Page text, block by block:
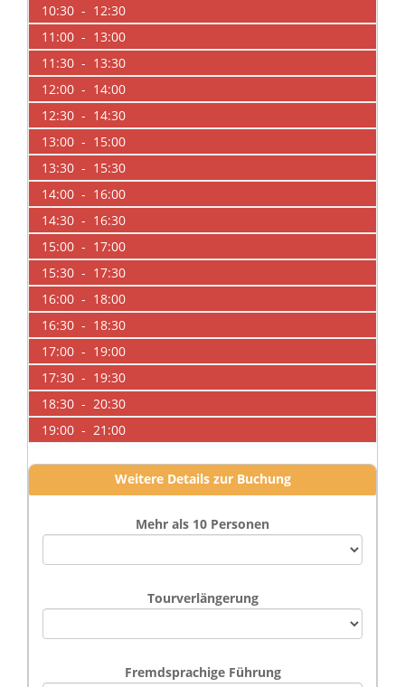
10:30 - 12:30
11:00 - 13:00
11:30 - 13:30
12:00 - 14:00
12:30 - 14:30
13:00 - 15:00
13:30 - 15:30
14:00 - 16:00
14:30 - 16:30
15:00 - 17:00
15:30 - 17:30
16:00 - 18:00
16:30 - 18:30
17:00 - 19:00
17:30 - 19:30
18:30 - 20:30
19:00 - 21:00
Weitere Details zur Buchung
Mehr als 10 Personen
Tourverlängerung
Fremdsprachige Führung